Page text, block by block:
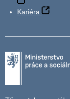
Kariéra